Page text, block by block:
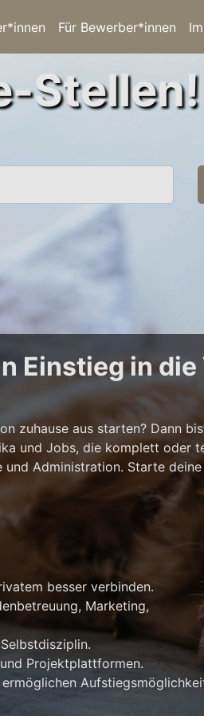
Für Bewerber*innen
Stellen!
Einstieg in die
zuhause aus starten? Dann
und Jobs, die komplett oder
Administration. Starte
besser verbinden.
Marketing,
Projektplattformen.